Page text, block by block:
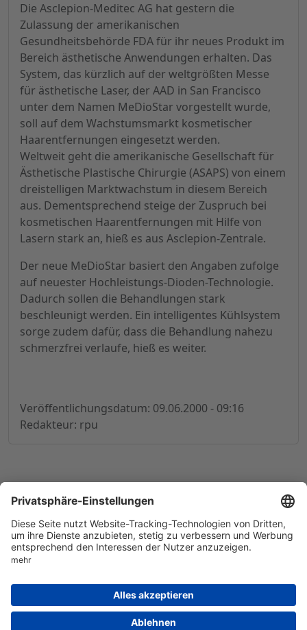
Die Asclepion-Meditec AG hat gestern die
Zulassung der amerikanischen
Gesundheitsbehörde FDA für ihr neues Produkt im
Bereich ästhetische Anwendungen erhalten. Das
System, das kürzlich auf der weltgrößten Messe
für ästhetische Laser, der AAD in San Francisco
unter dem Namen MeDioStar vorgestellt wurde,
soll auf dem Wachstumsmarkt kosmetischer
Haarentfernungen eingesetzt werden.
Weltweit geht die amerikanische Gesellschaft für
Ästhetische Plastische Chirurgie (ASAPS) von einem
dreistelligen Marktwachstum in diesem Bereich
aus. Dementsprechend steige der Zuspruch bei
kosmetischen Haarentfernungen mit Hilfe von
Lasern stark an, hieß es aus Asclepion-Zentrale.
Der neue MeDioStar basiert den Angaben zufolge
auf neuester Hochleistungs-Dioden-Technologie.
Dadurch sollen die Behandlungen stark
beschleunigt werden. Ein intelligentes Kühlsystem
sorge zudem dafür, dass die Behandlung nahezu
schmerzfrei verlaufe, hieß es weiter.
Veröffentlichungsdatum: 09.06.2000 - 09:16
Redakteur: rpu
© 1998-2026by GSC Research GmbH
Datenschutz